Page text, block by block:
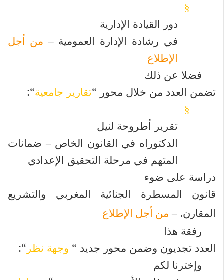
§
دور القيادة الإدارية
في رشادة الإدارة العمومية – من أجل
الإطلاع
فضلا عن ذلك
تضمن العدد من خلال محور “تقارير جامعية“
:
§
تقرير أطروحة لنيل
الدكتوراه في القانون الخاص – ضمانات
المتهم في مرحلة التحقيق الإعدادي
دراسة على ضوء
قانون المسطرة الجنائية المغربي والتشريع
المقارن. – من أجل الإطلاع
رفقة هذا
العدد تجديون وضمن محور جديد “ وجهة نظر “
:
وإخترنا لكم